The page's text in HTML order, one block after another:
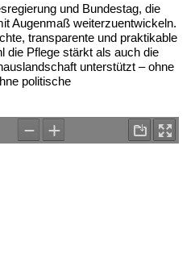
und Bundestag, die
Augenmaß weiterzuentwickeln.
transparente und praktikable
die Pflege stärkt als auch die
unterstützt – ohne
politische